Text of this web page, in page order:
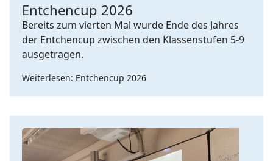
Entchencup 2026
Bereits zum vierten Mal wurde Ende des Jahres
der Entchencup zwischen den Klassenstufen 5-9
ausgetragen.
Weiterlesen: Entchencup 2026